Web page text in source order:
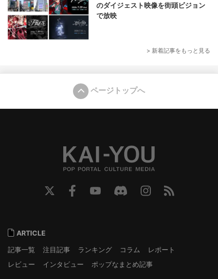
のダイジェスト映像を街頭ビジョン
で放映
> 新着記事をもっと見る
ページトップへ
ARTICLE
記事一覧
注目記事 ランキング コラム
レポート
レビュー
インタビュー ポップなまとめ記事